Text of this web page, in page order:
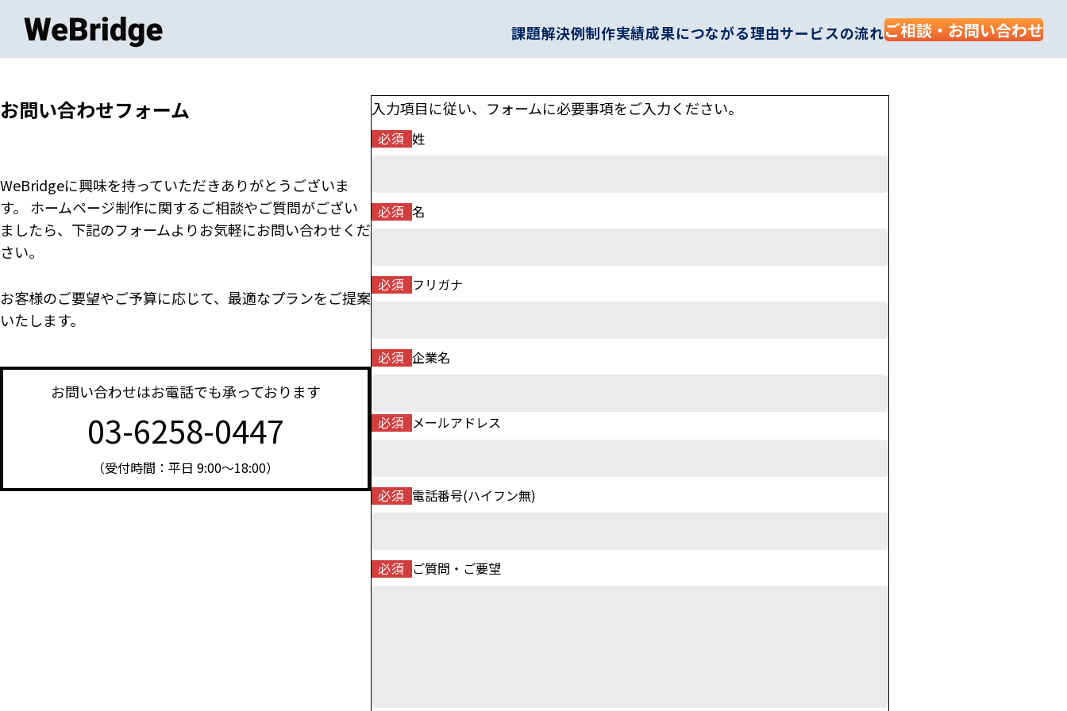
課題解決例制作実績成果につながる理由サービスの流れご相談・お問い合わせ
お問い合わせフォーム
WeBridgeに興味を持っていただきありがとうございま
す。
ホームページ制作に関するご相談やご質問がござい
ましたら、下記のフォームよりお気軽にお問い合わせくだ
さい。
お客様のご要望やご予算に応じて、最適なプランをご提案
いたします。
お問い合わせはお電話でも承っております
03-6258-0447
（受付時間：平日 9:00～18:00）
入力項目に従い、フォームに必要事項をご入力ください。
必須 姓
必須 名
必須 フリガナ
必須 企業名
必須 メールアドレス
必須 電話番号(ハイフン無)
必須 ご質問・ご要望